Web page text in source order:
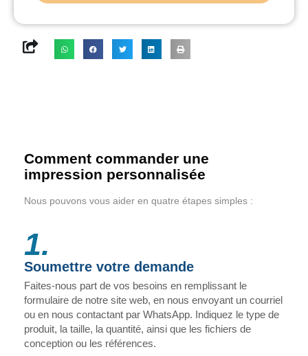
Comment commander une
impression personnalisée
Nous pouvons vous aider en quatre étapes simples :
1.
Soumettre votre demande
Faites-nous part de vos besoins en remplissant le
formulaire de notre site web, en nous envoyant un courriel
ou en nous contactant par WhatsApp. Indiquez le type de
produit, la taille, la quantité, ainsi que les fichiers de
conception ou les références.